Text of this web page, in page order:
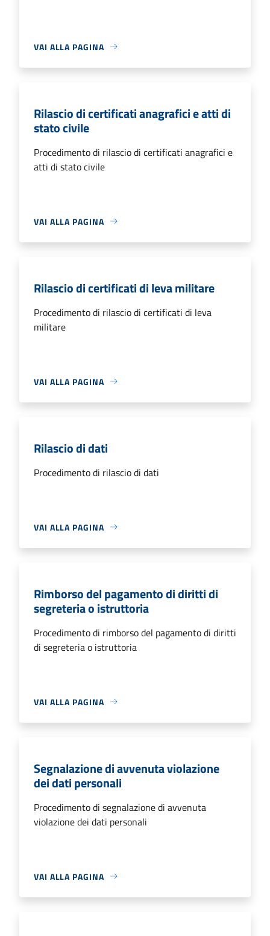
VAI ALLA PAGINA
Rilascio di certificati anagrafici e atti di
stato civile
Procedimento di rilascio di certificati anagrafici e
atti di stato civile
VAI ALLA PAGINA
Rilascio di certificati di leva militare
Procedimento di rilascio di certificati di leva
militare
VAI ALLA PAGINA
Rilascio di dati
Procedimento di rilascio di dati
VAI ALLA PAGINA
Rimborso del pagamento di diritti di
segreteria o istruttoria
Procedimento di rimborso del pagamento di diritti
di segreteria o istruttoria
VAI ALLA PAGINA
Segnalazione di avvenuta violazione
dei dati personali
Procedimento di segnalazione di avvenuta
violazione dei dati personali
VAI ALLA PAGINA